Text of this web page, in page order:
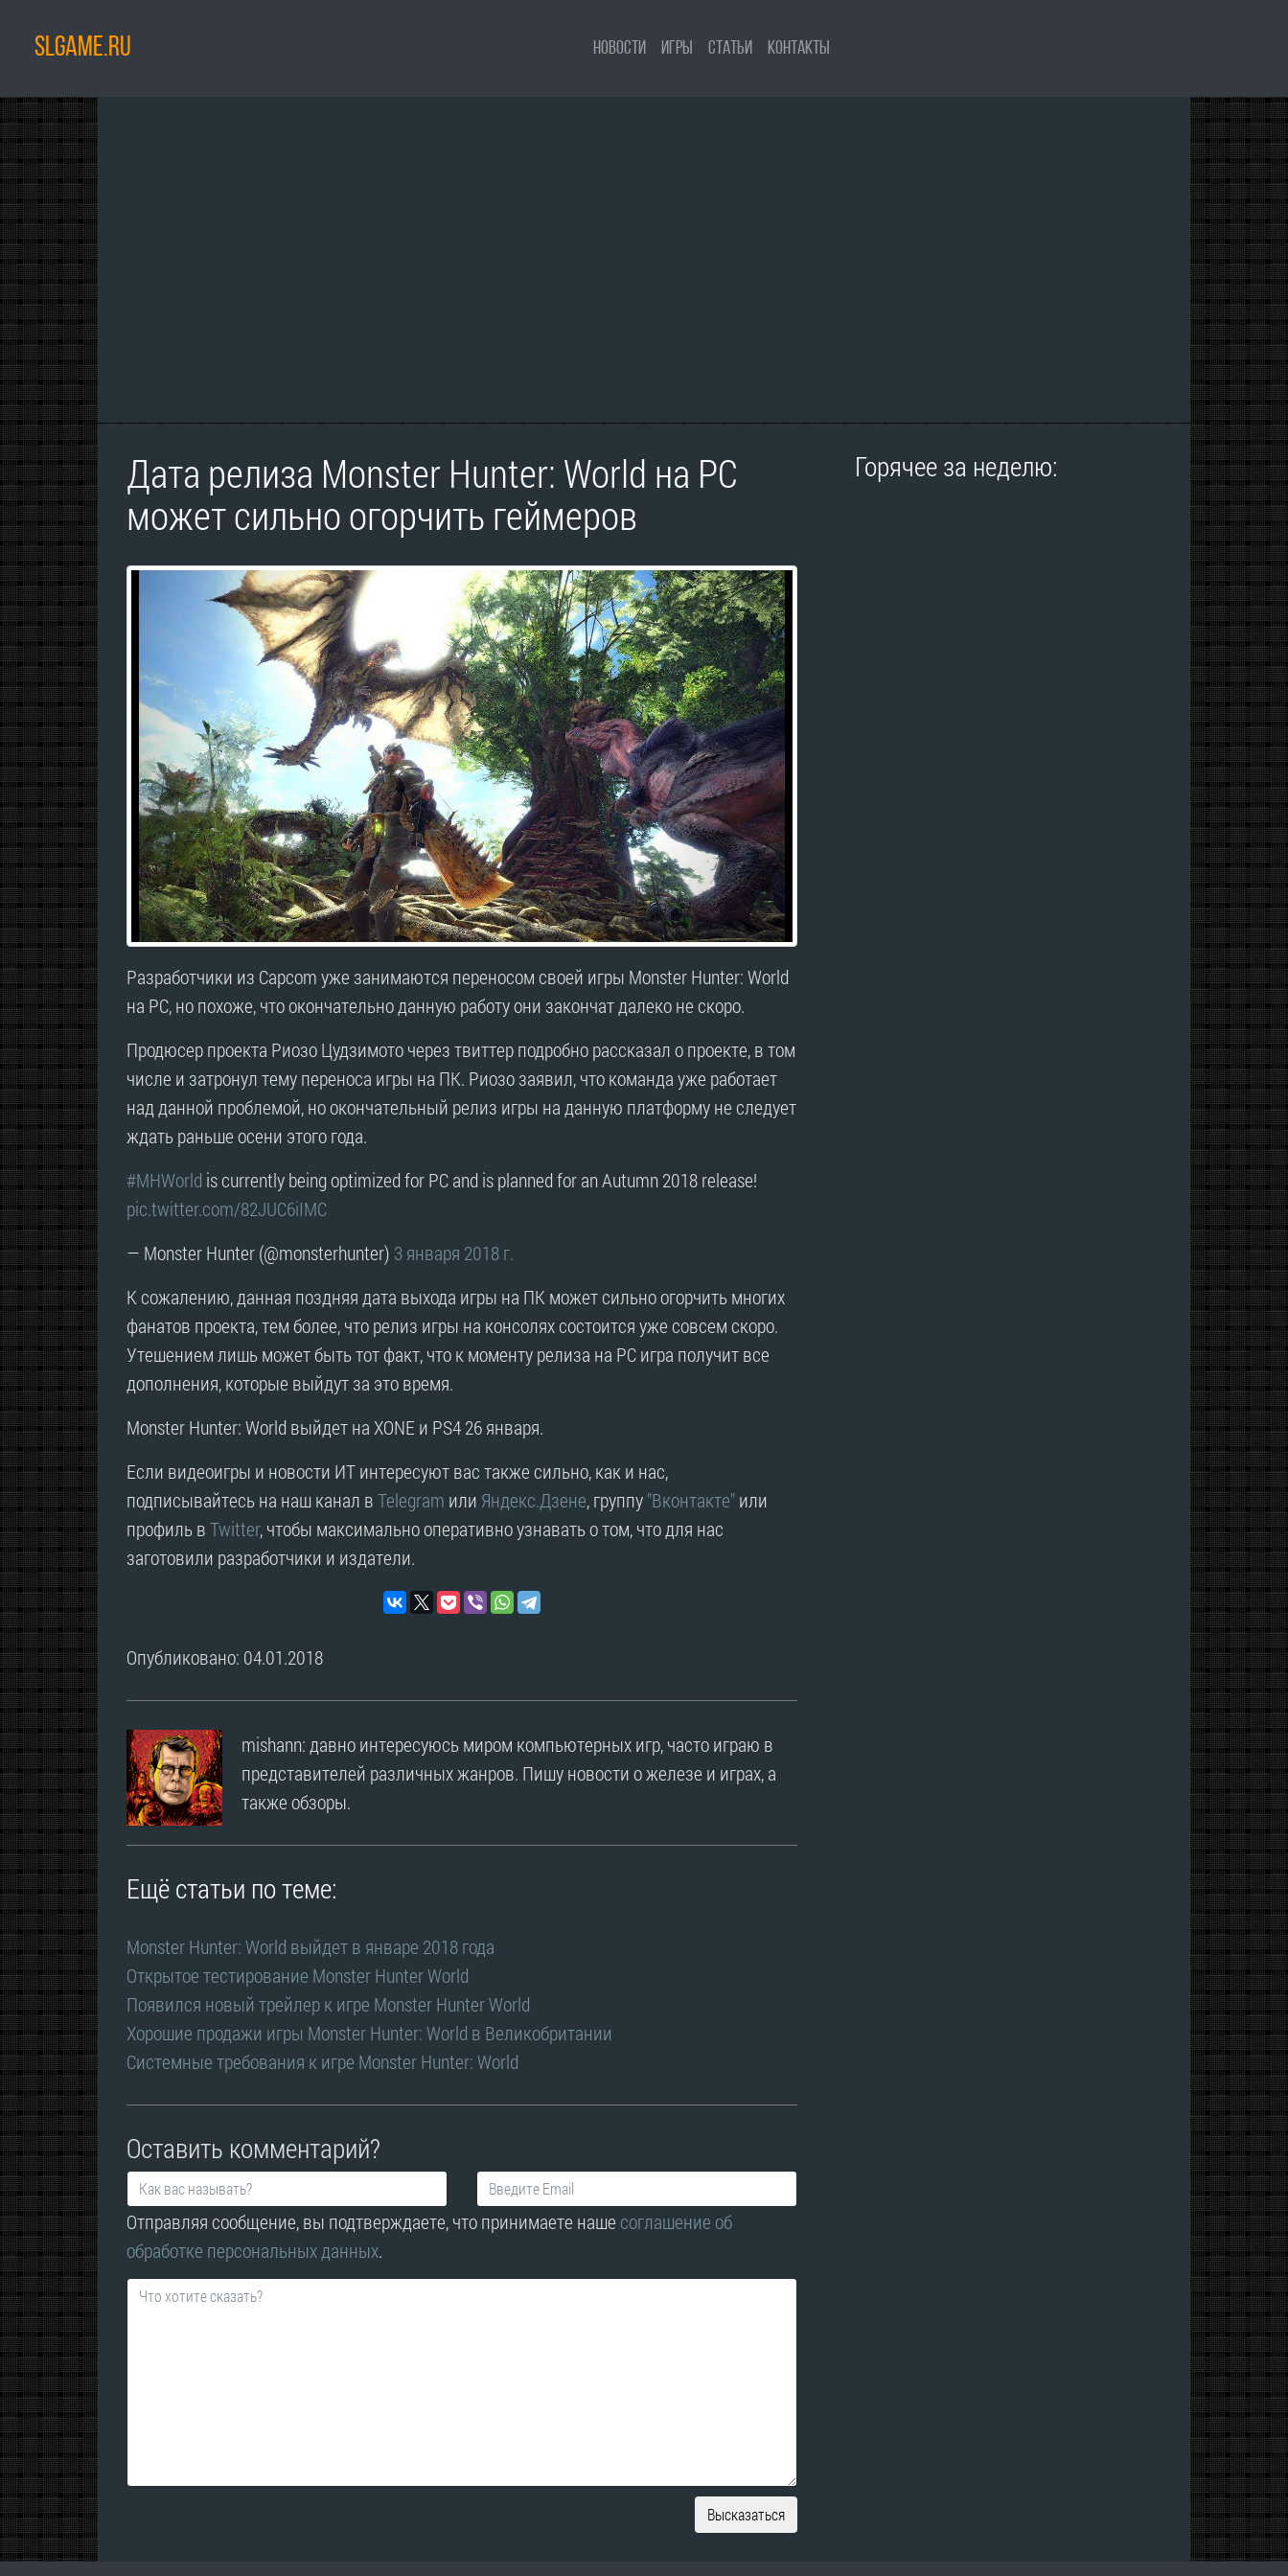
SLGAME.RU Новости Игры Статьи Контакты
Дата релиза Monster Hunter: World на PC
может сильно огорчить геймеров
Разработчики из Capcom уже занимаются переносом своей игры Monster Hunter: World
на PC, но похоже, что окончательно данную работу они закончат далеко не скоро.
Продюсер проекта Риозо Цудзимото через твиттер подробно рассказал о проекте, в том
числе и затронул тему переноса игры на ПК. Риозо заявил, что команда уже работает
над данной проблемой, но окончательный релиз игры на данную платформу не следует
ждать раньше осени этого года.
#MHWorld is currently being optimized for PC and is planned for an Autumn 2018 release!
pic.twitter.com/82JUC6iIMC
— Monster Hunter (@monsterhunter) 3 января 2018 г.
К сожалению, данная поздняя дата выхода игры на ПК может сильно огорчить многих
фанатов проекта, тем более, что релиз игры на консолях состоится уже совсем скоро.
Утешением лишь может быть тот факт, что к моменту релиза на PC игра получит все
дополнения, которые выйдут за это время.
Monster Hunter: World выйдет на XONE и PS4 26 января.
Если видеоигры и новости ИТ интересуют вас также сильно, как и нас,
подписывайтесь на наш канал вTelegram или Яндекс.Дзене, группу"Вконтакте"или
профиль вTwitter, чтобы максимально оперативно узнавать о том, что для нас
заготовили разработчики и издатели.
Опубликовано: 04.01.2018
mishann: давно интересуюсь миром компьютерных игр, часто играю в
представителей различных жанров. Пишу новости о железе и играх, а
также обзоры.
Ещё статьи по теме:
Monster Hunter: World выйдет в январе 2018 года
Открытое тестирование Monster Hunter World
Появился новый трейлер к игре Monster Hunter World
Хорошие продажи игры Monster Hunter: World в Великобритании
Системные требования к игре Monster Hunter: World
Оставить комментарий?
Отправляя сообщение, вы подтверждаете, что принимаете наше соглашение об
обработке персональных данных.
Высказаться
Горячее за неделю: